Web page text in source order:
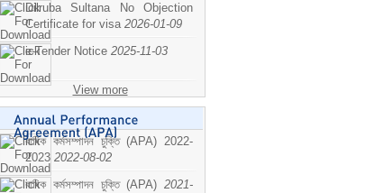
Dilruba Sultana No Objection
Certificate for visa 2026-01-09
e-Tender Notice 2025-11-03
View more
বাষিক কর্মসম্পাদন চুক্তি (APA) 2022-
2023 2022-08-02
বাষিক কর্মসম্পাদন চুক্তি (APA) 2021-